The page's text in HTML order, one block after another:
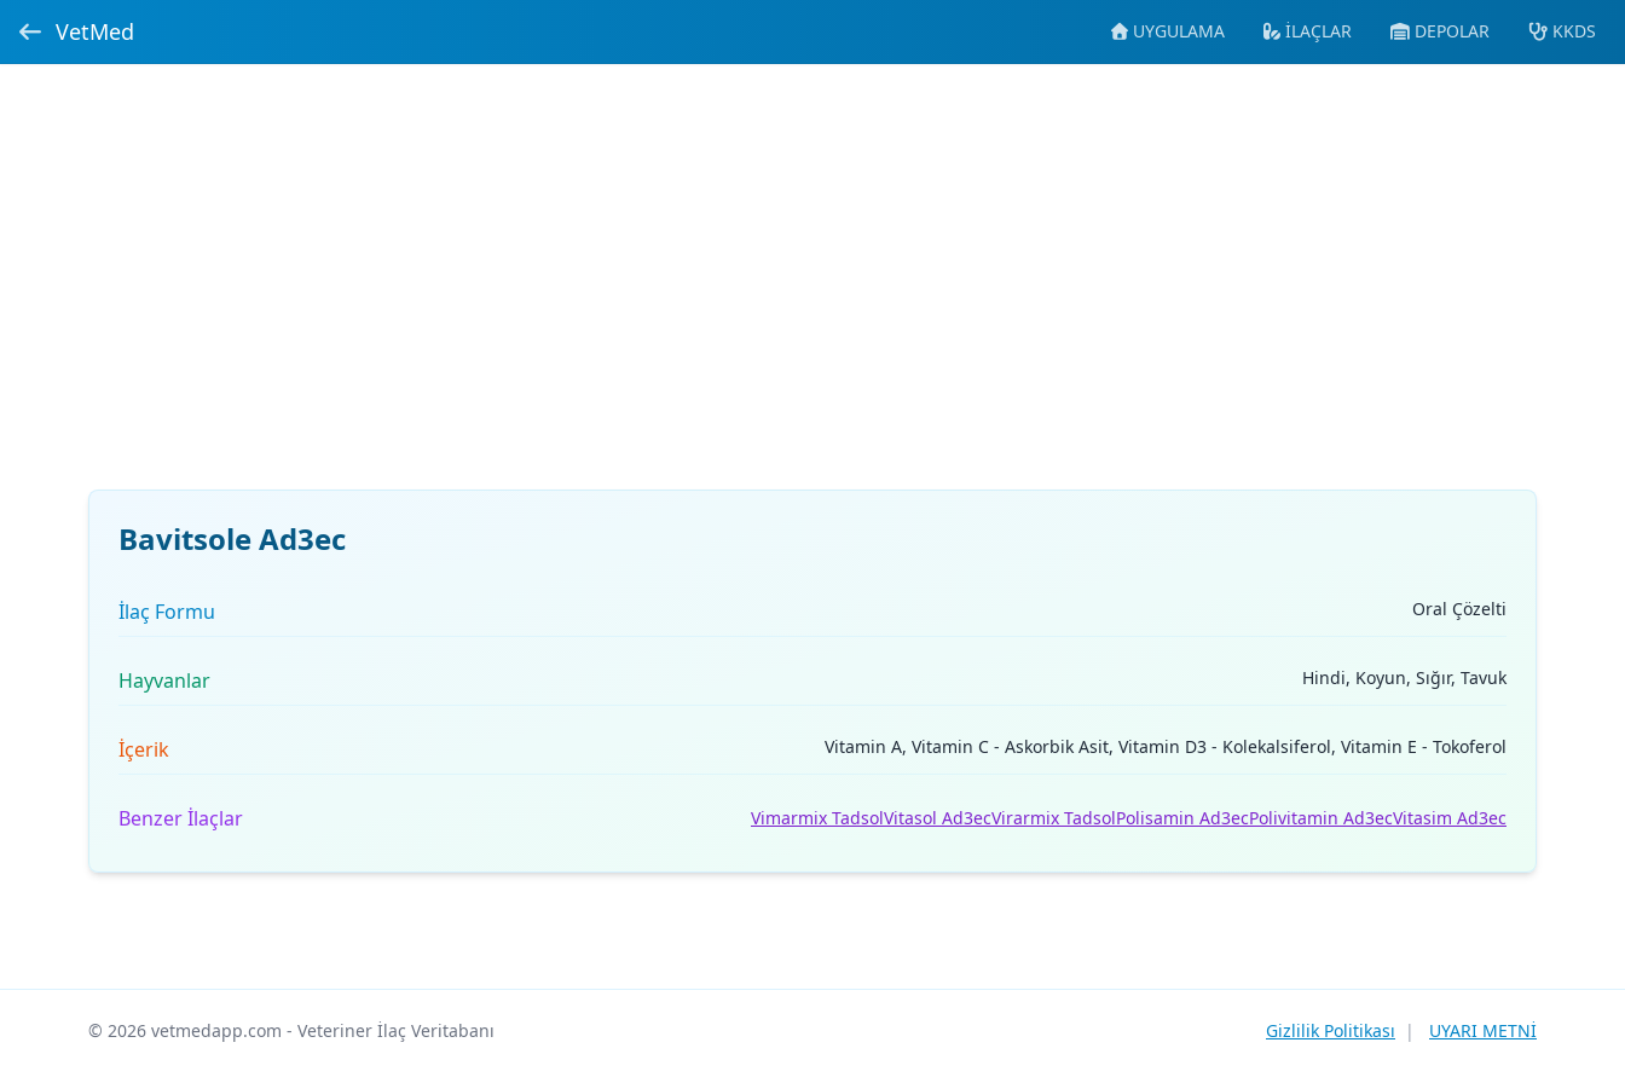
VetMed UYGULAMA İLAÇLAR DEPOLAR KKDS
Bavitsole Ad3ec
İlaç Formu Oral Çözelti
Hayvanlar Hindi, Koyun, Sığır, Tavuk
İçerik Vitamin A, Vitamin C - Askorbik Asit, Vitamin D3 - Kolekalsiferol, Vitamin E - Tokoferol
Benzer İlaçlar Vimarmix TadsolVitasol Ad3ecVirarmix TadsolPolisamin Ad3ecPolivitamin Ad3ecVitasim Ad3ec
© 2026 vetmedapp.com - Veteriner İlaç Veritabanı Gizlilik Politikası | UYARI METNİ